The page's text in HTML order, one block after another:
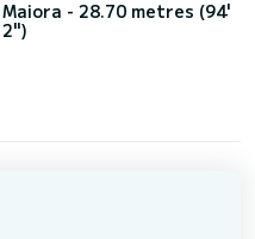
Maiora - 28.70 metres (94'
2")